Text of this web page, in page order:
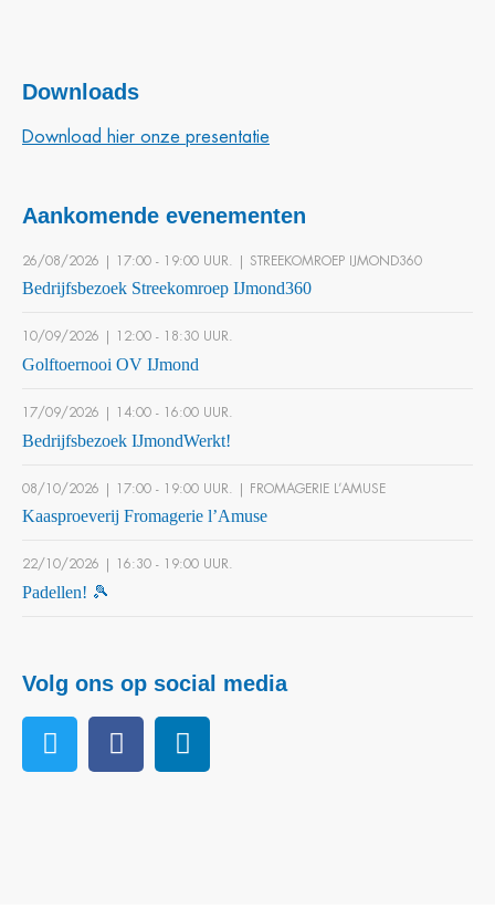
Downloads
Download hier onze presentatie
Aankomende evenementen
26/08/2026 | 17:00 ‐ 19:00 UUR. | STREEKOMROEP IJMOND360
Bedrijfsbezoek Streekomroep IJmond360
10/09/2026 | 12:00 ‐ 18:30 UUR.
Golftoernooi OV IJmond
17/09/2026 | 14:00 ‐ 16:00 UUR.
Bedrijfsbezoek IJmondWerkt!
08/10/2026 | 17:00 ‐ 19:00 UUR. | FROMAGERIE L’AMUSE
Kaasproeverij Fromagerie l’Amuse
22/10/2026 | 16:30 ‐ 19:00 UUR.
Padellen! 🎾
Volg ons op social media